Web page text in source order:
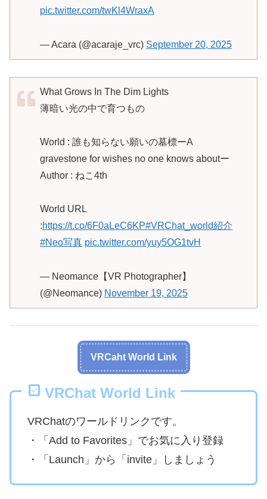
pic.twitter.com/twKl4WraxA
— Acara (@acaraje_vrc) September 20, 2025
What Grows In The Dim Lights
薄暗い光の中で育つもの
World : 誰も知らない願いの墓標ーA
gravestone for wishes no one knows aboutー
Author : ねこ4th
World URL
:https://t.co/6F0aLeC6KP#VRChat_world紹介
#Neo写真 pic.twitter.com/yuy5OG1tvH
— Neomance【VR Photographer】
(@Neomance) November 19, 2025
VRCaht World Link
VRChat World Link
VRChatのワールドリンクです。
・「Add to Favorites」でお気に入り登録
・「Launch」から「invite」しましょう